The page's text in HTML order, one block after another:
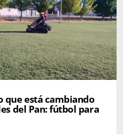
que está cambiando
del Pan: fútbol para